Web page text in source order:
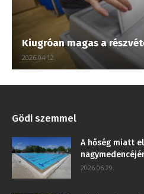
Kiugróan magas a
2026.04.12.
Gödi szemmel
A hőség miatt
2026.06.29.